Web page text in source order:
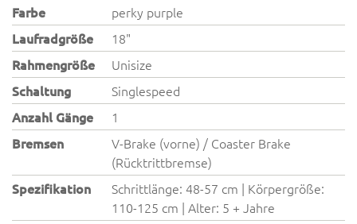
Farbe
perky purple
Laufradgröße
18"
Rahmengröße
Unisize
Schaltung
Singlespeed
Anzahl Gänge
1
Bremsen
V-Brake (vorne) / Coaster Brake
(Rücktrittbremse)
Spezifikation
Schrittlänge: 48-57 cm | Körpergröße:
110-125 cm | Alter: 5 + Jahre